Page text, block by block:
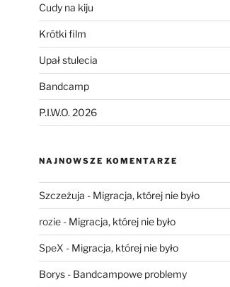
Cudy na kiju
Krótki film
Upał stulecia
Bandcamp
P.I.W.O. 2026
NAJNOWSZE KOMENTARZE
Szczeżuja - Migracja, której nie było
rozie- Migracja, której nie było
SpeX - Migracja, której nie było
Borys- Bandcampowe problemy